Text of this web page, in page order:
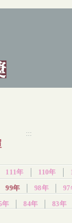
:::
111年 110年
99年 98年 97
年 84年 83年